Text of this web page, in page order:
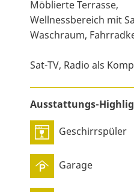
Möblierte Terrasse,
Wellnessbereich mit
Waschraum,
Sat-TV, Radio als
Ausstattungs-
Geschirrspüler
Garage